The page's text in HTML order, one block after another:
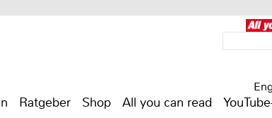
Ratgeber Shop All you can read